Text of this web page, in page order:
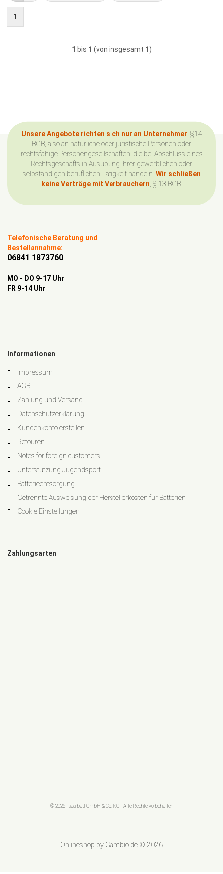
1
1 bis 1 (von insgesamt 1 )
Unsere Angebote richten sich nur an Unternehmer , §14
BGB, also an natürliche oder juristische Personen oder
rechtsfähige Personengesellschaften, die bei Abschluss eines
Rechtsgeschäfts in Ausübung ihrer gewerblichen oder
selbständigen beruflichen Tätigkeit handeln. Wir schließen
keine Verträge mit Verbrauchern , § 13 BGB.
Telefonische Beratung und
Bestellannahme:
06841 1873760
MO - DO 9-17 Uhr
FR 9-14 Uhr
Informationen
Impressum
AGB
Zahlung und Versand
Datenschutzerklärung
Kundenkonto erstellen
Retouren
Notes for foreign customers
Unterstützung Jugendsport
Batterieentsorgung
Getrennte Ausweisung der Herstellerkosten für Batterien
Cookie Einstellungen
Zahlungsarten
© 2026 - saarbatt GmbH & Co. KG - Alle Rechte vorbehalten
Onlineshop by Gambio.de © 2026